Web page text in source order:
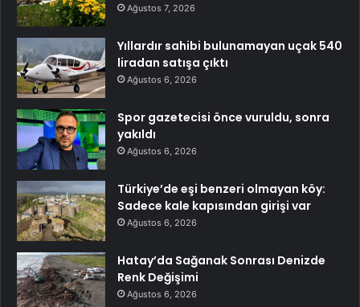
Ağustos 7, 2026
Yıllardır sahibi bulunamayan uçak 540
liradan satışa çıktı
Ağustos 6, 2026
Spor gazetecisi önce vuruldu, sonra
yakıldı
Ağustos 6, 2026
Türkiye’de eşi benzeri olmayan köy:
Sadece kale kapısından girişi var
Ağustos 6, 2026
Hatay’da Sağanak Sonrası Denizde
Renk Değişimi
Ağustos 6, 2026